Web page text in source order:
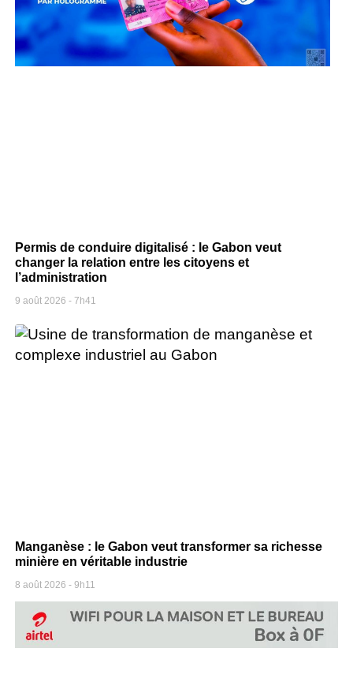
Permis de conduire digitalisé : le Gabon veut
changer la relation entre les citoyens et
l’administration
9 août 2026 7h41
Manganèse : le Gabon veut transformer sa richesse
minière en véritable industrie
8 août 2026 9h11